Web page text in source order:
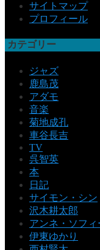
サイトマップ
プロフィール
カテゴリー
ジャズ
鹿島茂
アダモ
音楽
菊地成孔
車谷長吉
TV
呉智英
本
日記
サイモン・シン
沢木耕太郎
アンネ・ソフ
伊東ゆかり